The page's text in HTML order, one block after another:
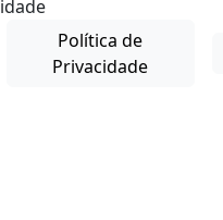
Política de
Privacidade